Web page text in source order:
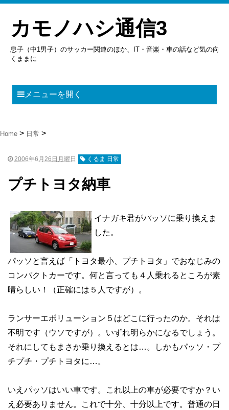
カモノハシ通信3
息子（中1男子）のサッカー関連のほか、IT・音楽・車の話など気の向
くままに
メニューを開く
Home 日常
2006年6月26日月曜日 くるま 日常
プチトヨタ納車
イナガキ君がパッソに乗り換えま
した。
パッソと言えば「トヨタ最小、プチトヨタ」でおなじみの
コンパクトカーです。何と言っても４人乗れるところが素
晴らしい！（正確には５人ですが）。
ランサーエボリューション５はどこに行ったのか。それは
不明です（ウソですが）。いずれ明らかになるでしょう。
それにしてもまさか乗り換えるとは…。しかもパッソ・プ
チプチ・プチトヨタに…。
いえパッソはいい車です。これ以上の車が必要ですか？い
え必要ありません。これで十分、十分以上です。普通の日